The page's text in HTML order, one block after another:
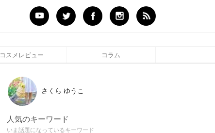
コスメレビュー コラム
さくら ゆうこ
人気のキーワード
いま話題になっているキーワード